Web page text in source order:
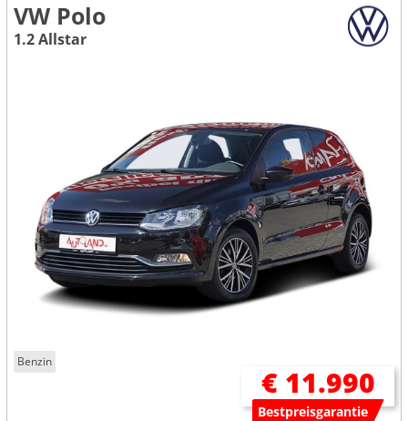
VW Polo
1.2 Allstar
Benzin
€ 11.990
Bestpreisgarantie